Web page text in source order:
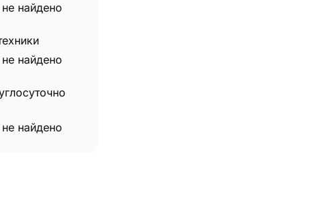
найдено
найдено
найдено